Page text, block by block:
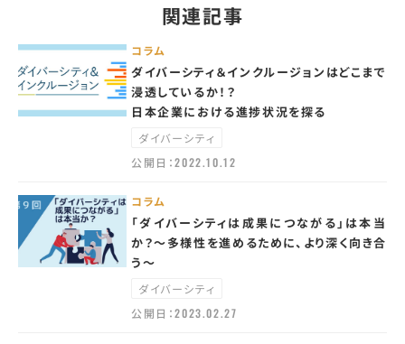
関連記事
コラム
ダイバーシティ＆インクルージョンはどこまで
浸透しているか！？
日本企業における進捗状況を探る
ダイバーシティ
公開日：2022.10.12
コラム
「ダイバーシティは成果につながる」は本当
か？～多様性を進めるために、より深く向き合
う～
ダイバーシティ
公開日：2023.02.27